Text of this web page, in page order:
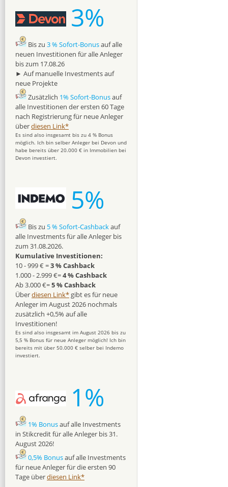
3%
Bis zu 3 % Sofort-Bonusauf alle
neuen Investitionen für alle Anleger
bis zum 17.08.26
► Auf manuelle Investments auf
neue Projekte
Zusätzlich 1% Sofort-Bonusauf
alle Investitionen der ersten 60 Tage
nach Registrierung für neue Anleger
überdiesen Link*
Es sind also insgesamt bis zu 4 % Bonus
möglich. Ich bin selber Anleger bei Devon und
habe bereits über 20.000 € in Immobilien bei
Devon investiert.
5%
Bis zu 5 % Sofort-Cashbackauf
alle Investments für alle Anleger bis
zum 31.08.2026.
Kumulative Investitionen:
10 - 999 € =3 % Cashback
1.000 - 2.999 €=4 % Cashback
Ab 3.000 €=5 % Cashback
Überdiesen Link* gibt es für neue
Anleger im August 2026 nochmals
zusätzlich +0,5% auf alle
Investitionen!
Es sind also insgesamt im August 2026 bis zu
5,5 % Bonus für neue Anleger möglich! Ich bin
bereits mit über 50.000 € selber bei Indemo
investiert.
1%
1% Bonusauf alle Investments
in Stikcredit für alle Anleger bis 31.
August 2026!
0,5% Bonusauf alle Investments
für neue Anleger für die ersten 90
Tage überdiesen Link*